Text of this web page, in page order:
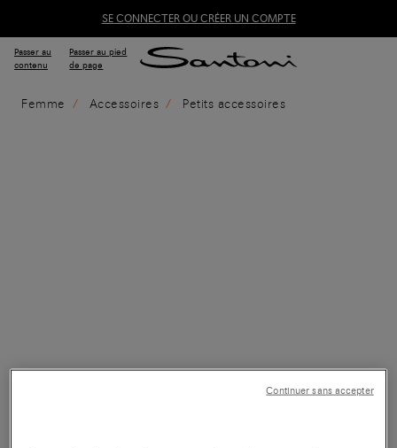
SE CONNECTER OU CRÉER UN COMPTE
Passer au
contenu
Passer au pied
de page
Femme Accessoires Petits accessoires
Continuer sans accepter